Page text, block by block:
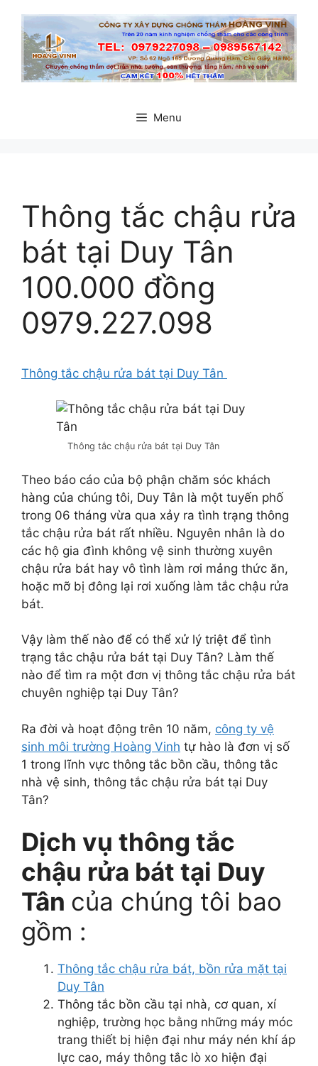
dung
Menu
Thông tắc chậu rửa
bát tại Duy Tân
100.000 đồng
0979.227.098
Thông tắc chậu rửa bát tại Duy Tân
Thông tắc chậu rửa bát tại Duy Tân
Theo báo cáo của bộ phận chăm sóc khách
hàng của chúng tôi, Duy Tân là một tuyến phố
trong 06 tháng vừa qua xảy ra tình trạng thông
tắc chậu rửa bát rất nhiều. Nguyên nhân là do
các hộ gia đình không vệ sinh thường xuyên
chậu rửa bát hay vô tình làm rơi mảng thức ăn,
hoặc mỡ bị đông lại rơi xuống làm tắc chậu rửa
bát.
Vậy làm thế nào để có thể xử lý triệt để tình
trạng tắc chậu rửa bát tại Duy Tân? Làm thế
nào để tìm ra một đơn vị thông tắc chậu rửa bát
chuyên nghiệp tại Duy Tân?
Ra đời và hoạt động trên 10 năm, công ty vệ
sinh môi trường Hoàng Vinh tự hào là đơn vị số
1 trong lĩnh vực thông tắc bồn cầu, thông tắc
nhà vệ sinh, thông tắc chậu rửa bát tại Duy
Tân?
Dịch vụ thông tắc
chậu rửa bát tại Duy
Tân của chúng tôi bao
gồm :
Thông tắc chậu rửa bát, bồn rửa mặt tại
Duy Tân
Thông tắc bồn cầu tại nhà, cơ quan, xí
nghiệp, trường học bằng những máy móc
trang thiết bị hiện đại như máy nén khí áp
lực cao, máy thông tắc lò xo hiện đại